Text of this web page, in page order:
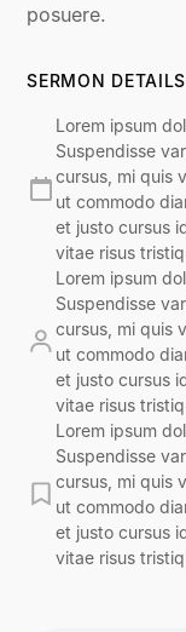
posuere.
SERMON DETAILS
Lorem ipsum
Suspendisse
cursus, mi quis
ut commodo
et justo cursus
vitae risus
Lorem ipsum
Suspendisse
cursus, mi quis
ut commodo
et justo cursus
vitae risus
Lorem ipsum
Suspendisse
cursus, mi quis
ut commodo
et justo cursus
vitae risus